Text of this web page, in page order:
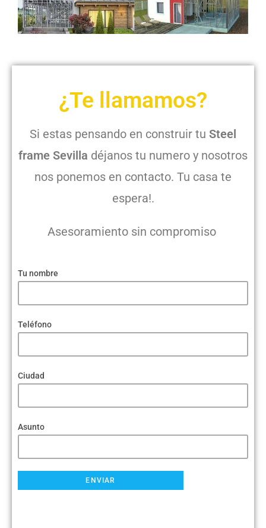
¿Te llamamos?
Si estas pensando en construir tu Steel
frame Sevilla déjanos tu numero y nosotros
nos ponemos en contacto. Tu casa te
espera!.
Asesoramiento sin compromiso
Tu nombre
Teléfono
Ciudad
Asunto